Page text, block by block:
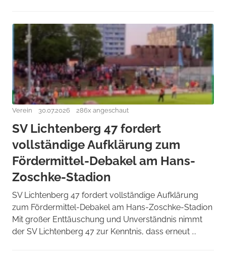
Verein 30.07.2026 286x angeschaut
SV Lichtenberg 47 fordert
vollständige Aufklärung zum
Fördermittel-Debakel am Hans-
Zoschke-Stadion
SV Lichtenberg 47 fordert vollständige Aufklärung
zum Fördermittel-Debakel am Hans-Zoschke-Stadion
Mit großer Enttäuschung und Unverständnis nimmt
der SV Lichtenberg 47 zur Kenntnis, dass erneut ...